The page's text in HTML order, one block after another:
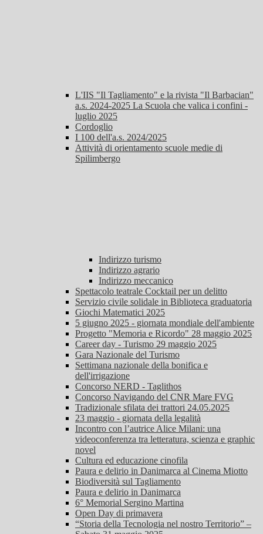
L'IIS "Il Tagliamento" e la rivista "Il Barbacian"
a.s. 2024-2025 La Scuola che valica i confini -
luglio 2025
Cordoglio
I 100 dell'a.s. 2024/2025
Attività di orientamento scuole medie di
Spilimbergo
Indirizzo turismo
Indirizzo agrario
Indirizzo meccanico
Spettacolo teatrale Cocktail per un delitto
Servizio civile solidale in Biblioteca graduatoria
Giochi Matematici 2025
5 giugno 2025 - giornata mondiale dell'ambiente
Progetto "Memoria e Ricordo" 28 maggio 2025
Career day - Turismo 29 maggio 2025
Gara Nazionale del Turismo
Settimana nazionale della bonifica e
dell'irrigazione
Concorso NERD - Taglithos
Concorso Navigando del CNR Mare FVG
Tradizionale sfilata dei trattori 24.05.2025
23 maggio - giornata della legalità
Incontro con l’autrice Alice Milani: una
videoconferenza tra letteratura, scienza e graphic
novel
Cultura ed educazione cinofila
Paura e delirio in Danimarca al Cinema Miotto
Biodiversità sul Tagliamento
Paura e delirio in Danimarca
6° Memorial Sergino Martina
Open Day di primavera
“Storia della Tecnologia nel nostro Territorio” –